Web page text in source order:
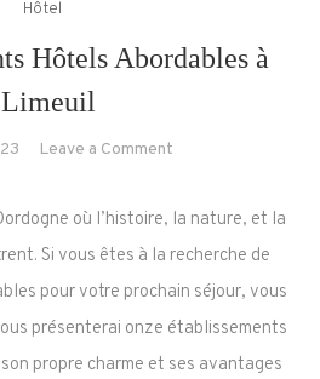
Hôtel
Hôtels Abordables à
Limeuil
Leave a Commenton
Charmants
à
Limeuil
où l’histoire, la nature, et la
Si vous êtes à la recherche de
pour votre prochain séjour, vous
présenterai onze établissements
propre charme et ses avantages